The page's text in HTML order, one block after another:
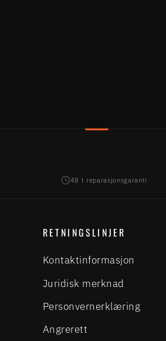
48 t reparasjonsgaranti
RETNINGSLINJER
Kontaktinformasjon
Juridisk merknad
Personvernerklæring
Angrerett